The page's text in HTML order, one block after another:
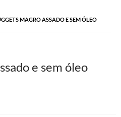
MAGRO ASSADO E SEM ÓLEO
e sem óleo